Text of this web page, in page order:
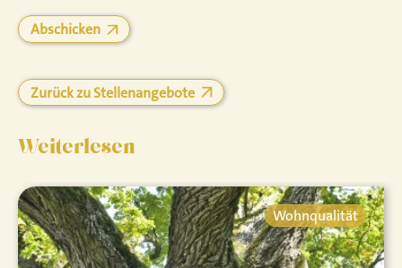
Zurück zu Stellenangebote
Weiterlesen
Wohnqualität